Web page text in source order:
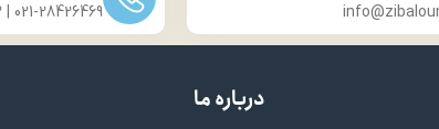
021-28426469 | 031-33686592
درباره ما